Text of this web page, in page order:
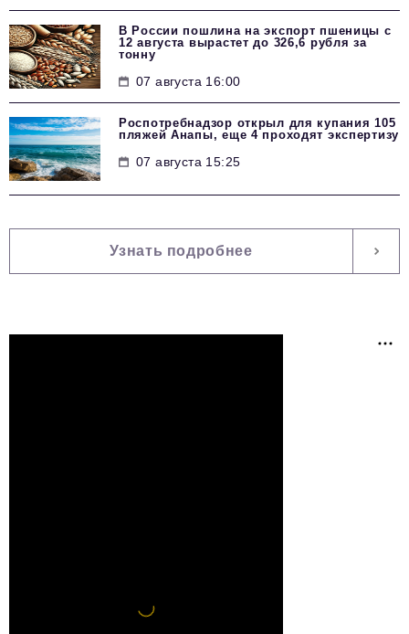
В России пошлина на экспорт пшеницы с
12 августа вырастет до 326,6 рубля за
тонну
07 августа 16:00
Роспотребнадзор открыл для купания 105
пляжей Анапы, еще 4 проходят экспертизу
07 августа 15:25
Узнать подробнее